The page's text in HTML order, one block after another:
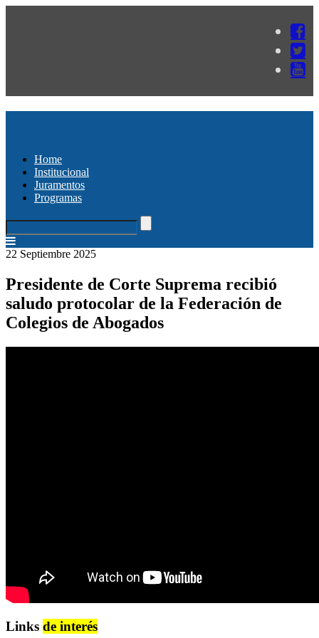
Home
Institucional
Juramentos
Programas
22 Septiembre 2025
Presidente de Corte Suprema recibió
saludo protocolar de la Federación de
Colegios de Abogados
Links de interés